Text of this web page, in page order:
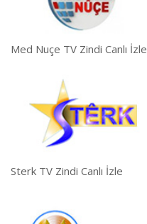
Med Nuçe TV Zindi Canlı İzle
Sterk TV Zindi Canlı İzle